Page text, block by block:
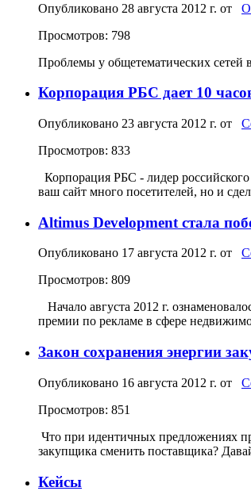
Опубликовано 28 августа 2012 г. от
Просмотров: 798
Проблемы у общетематических сетей
Корпорация РБС дает 10
Опубликовано 23 августа 2012 г. от
Просмотров: 833
Корпорация РБС - лидер
ваш сайт много посетителей, но и
Altimus Development стала
Опубликовано 17 августа 2012 г. от
Просмотров: 809
Начало августа 2012 г.
премии по рекламе в сфере
Закон сохранения энергии
Опубликовано 16 августа 2012 г. от
Просмотров: 851
Что при идентичных предложениях
закупщика сменить поставщика?
Кейсы